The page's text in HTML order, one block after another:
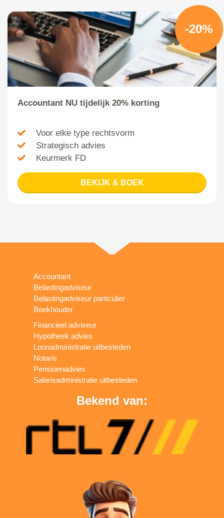
-20%
Accountant NU tijdelijk 20% korting
Voor elke type rechtsvorm
Strategisch advies
Keurmerk FD
BEKIJK & BOEK
Accountant
Belastingadviseur
Belastingadviseur particulier
Boekhouder
Financieel adviseur
Hypotheek advies
Loonadministratie uitbesteden
Notaris
Pensioenadvies
Salarisadministratie uitbesteden
Bekend van: